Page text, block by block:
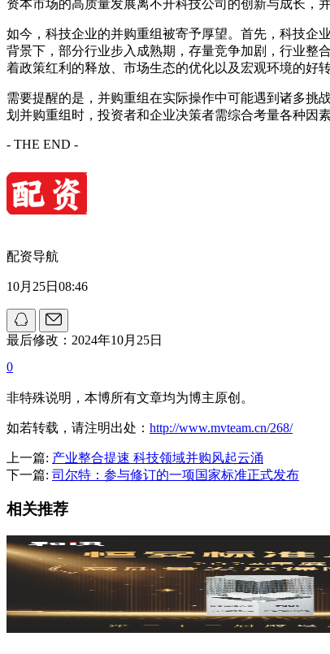
资本市场的高质量发展离不开科技公司的创新与成长，
如今，科技企业的并购重组被寄予厚望。首先，科技企
背景下，部分行业步入成熟期，存量竞争加剧，行业整
着政策红利的释放、市场生态的优化以及宏观环境的好
需要提醒的是，并购重组在实际操作中可能遇到诸多挑
划并购重组时，投资者和企业决策者需综合考量各种因
- THE END -
配资导航
10月25日08:46
最后修改：2024年10月25日
0
非特殊说明，本博所有文章均为博主原创。
如若转载，请注明出处： http://www.mvteam.cn/268/
上一篇: 产业整合提速 科技领域并购风起云涌
下一篇: 司尔特：参与修订的一项国家标准正式发布
相关推荐